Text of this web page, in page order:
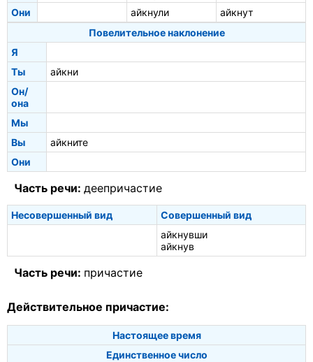
Они
айкнули
айкнут
Повелительное наклонение
Я
Ты
айкни
Он/
она
Мы
Вы
айкните
Они
Часть речи: деепричастие
Несовершенный вид
Совершенный вид
айкнувши
айкнув
Часть речи: причастие
Действительное причастие:
Настоящее время
Единственное число